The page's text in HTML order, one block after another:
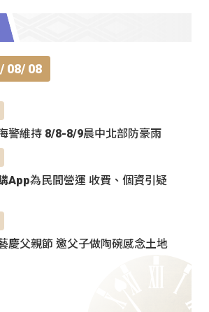
08/ 08
警維持 8/8-8/9晨中北部防豪雨
App為民間營運 收費、個資引疑
慶父親節 邀父子做陶碗感念土地